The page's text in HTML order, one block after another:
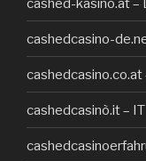
cashed-kasino.at –
cashedcasino-
cashedcasino.co.at
cashedcasinò.it – IT